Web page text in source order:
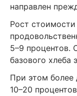
направлен
Рост
5–9 процентов.
базового хлеба
При этом более
10–20